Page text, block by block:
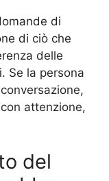
di
di ciò che
delle
Se la persona
attenzione,
del